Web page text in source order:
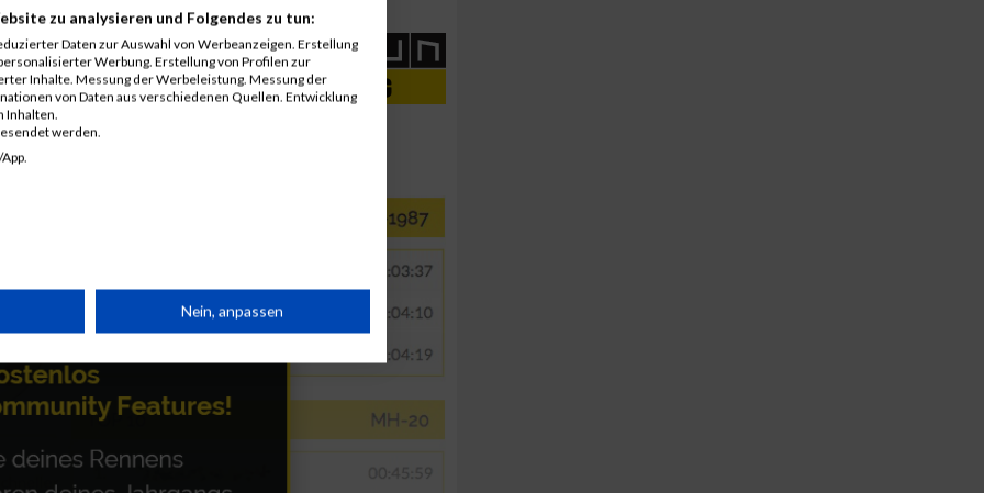
zu analysieren und Folgendes zu tun:
Daten zur Auswahl von Werbeanzeigen. Erstellung
Werbung. Erstellung von Profilen zur
Inhalte. Messung der Werbeleistung. Messung der
von Daten aus verschiedenen Quellen. Entwicklung
Inhalten.
werden.
Nein, anpassen